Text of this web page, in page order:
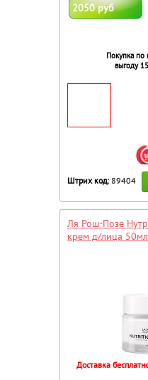
2050 руб
Покупка по
выгоду
Штрих код: 89404
Ля Рош-Позе
крем д/лица
Доставка